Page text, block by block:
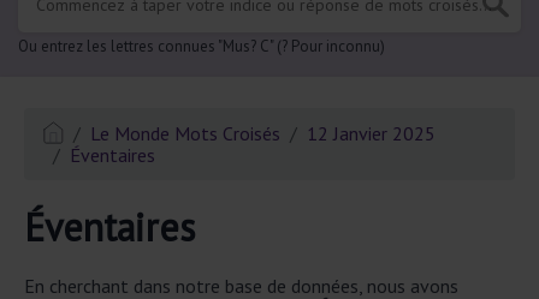
Ou entrez les lettres connues "Mus? C" (? Pour inconnu)
Le Monde Mots Croisés
12 Janvier 2025
Éventaires
Éventaires
En cherchant dans notre base de données, nous avons